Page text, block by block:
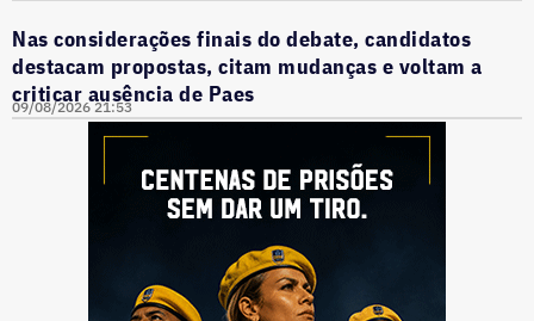
Nas considerações finais do debate, candidatos
destacam propostas, citam mudanças e voltam a
criticar ausência de Paes
09/08/2026 21:53